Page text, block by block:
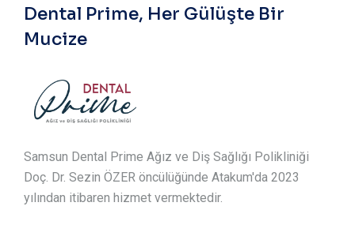
Dental Prime, Her Gülüşte Bir
Mucize
Samsun Dental Prime Ağız ve Diş Sağlığı Polikliniği
Doç. Dr. Sezin ÖZER öncülüğünde Atakum'da 2023
yılından itibaren hizmet vermektedir.